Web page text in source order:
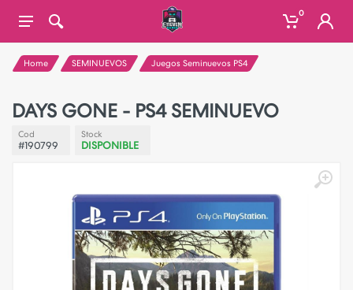
0
Home SEMINUEVOS Juegos Seminuevos PS4
DAYS GONE - PS4 SEMINUEVO
Cod
#190799
Stock
DISPONIBLE